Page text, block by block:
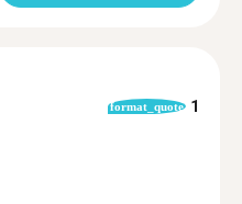
format_quote 1